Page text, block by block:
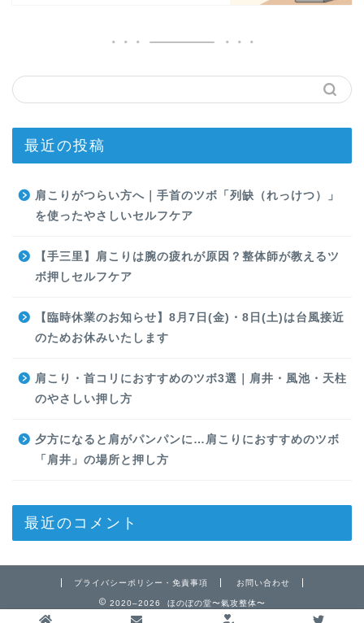
最近の投稿
肩こりがつらい方へ｜手首のツボ「列缺（れっけつ）」
を使ったやさしいセルフケア
【手三里】肩こりは腕の疲れが原因？整体師が教えるツ
ボ押しセルフケア
【臨時休業のお知らせ】8月7日(金)・8日(土)は台風接近
のためお休みいたします
肩こり・首コリにおすすめのツボ3選｜肩井・風池・天柱
のやさしい押し方
夕方になると肩がパンパンに…肩こりにおすすめのツボ
「肩井」の場所と押し方
最近のコメント
プライバシーポリシー・免責事項 お問い合わせ
2020–2026 ほのぼの堂〜氣攻整体〜